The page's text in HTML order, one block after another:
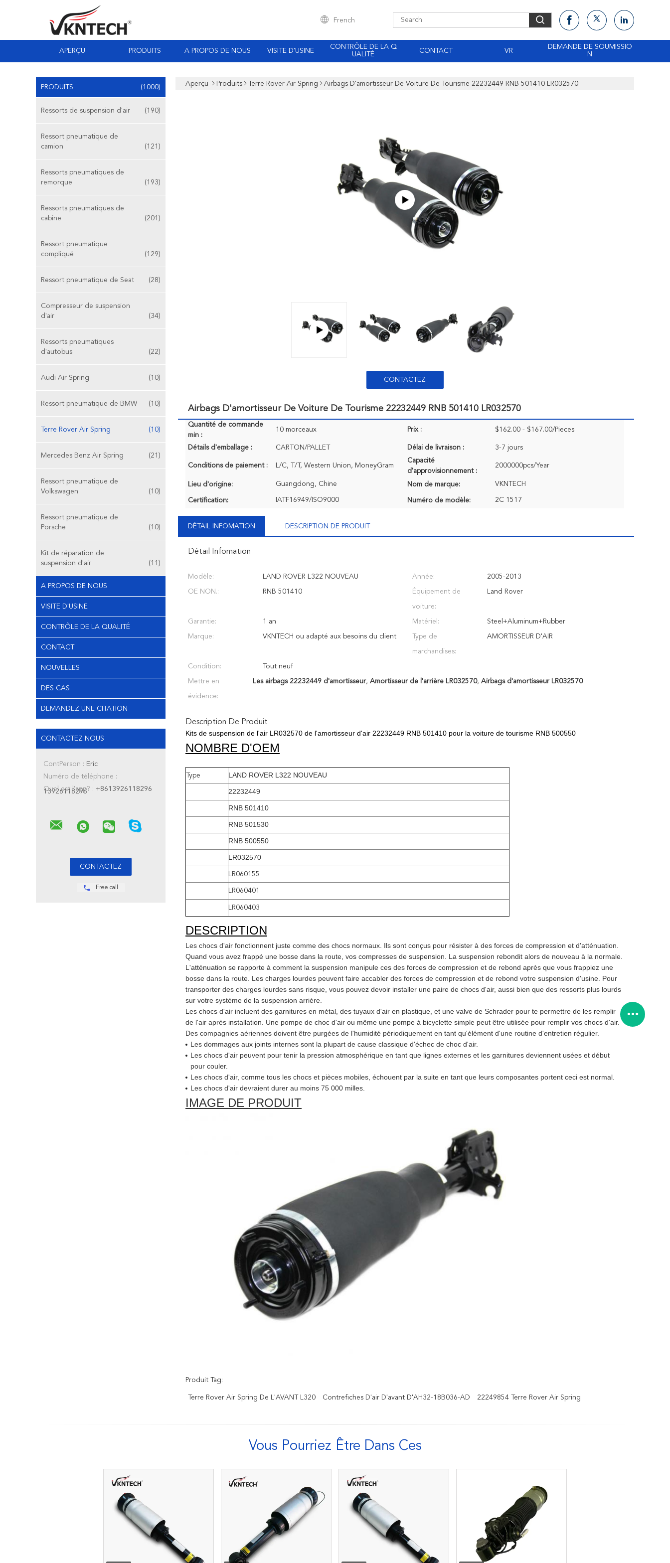
French
APERÇU PRODUITS A PROPOS DE NOUS VISITE D'USINE
CONTRÔLE DE LA Q
UALITÉ
CONTACT VR
DEMANDE DE SOUMISSIO
N
PRODUITS (1000)
Ressorts de suspension d'air (190)
Ressort pneumatique de
camion
(121)
Ressorts pneumatiques de
remorque
(193)
Ressorts pneumatiques de
cabine
(201)
Ressort pneumatique
compliqué
(129)
Ressort pneumatique de Seat (28)
Compresseur de suspension
d'air
(34)
Ressorts pneumatiques
d'autobus
(22)
Audi Air Spring (10)
Ressort pneumatique de BMW (10)
Terre Rover Air Spring (10)
Mercedes Benz Air Spring (21)
Ressort pneumatique de
Volkswagen
(10)
Ressort pneumatique de
Porsche
(10)
Kit de réparation de
suspension d'air
(11)
A PROPOS DE NOUS
VISITE D'USINE
CONTRÔLE DE LA QUALITÉ
CONTACT
NOUVELLES
DES CAS
DEMANDEZ UNE CITATION
CONTACTEZ NOUS
ContPerson : Eric
Numéro de téléphone :
13926118296
Quel est l'app? : +8613926118296
Free call
Aperçu Produits Terre Rover Air Spring Airbags D'amortisseur De Voiture De Tourisme 22232449 RNB 501410 LR032570
CONTACTEZ
Airbags D'amortisseur De Voiture De Tourisme 22232449 RNB 501410 LR032570
Quantité de commande
min :
10 morceaux Prix : $162.00 - $167.00/Pieces
Détails d'emballage : CARTON/PALLET Délai de livraison : 3-7 jours
Conditions de paiement : L/C, T/T, Western Union, MoneyGram
Capacité
d'approvisionnement :
2000000pcs/Year
Lieu d'origine: Guangdong, Chine Nom de marque: VKNTECH
Certification: IATF16949/ISO9000 Numéro de modèle: 2C 1517
DÉTAIL INFOMATION DESCRIPTION DE PRODUIT
Détail Infomation
Modèle: LAND ROVER L322 NOUVEAU Année: 2005-2013
OE NON.: RNB 501410 Équipement de
voiture:
Land Rover
Garantie: 1 an Matériel: Steel+Aluminum+Rubber
Marque: VKNTECH ou adapté aux besoins du client Type de
marchandises:
AMORTISSEUR D'AIR
Condition: Tout neuf
Mettre en
évidence:
Les airbags 22232449 d'amortisseur, Amortisseur de l'arrière LR032570, Airbags d'amortisseur LR032570
Description De Produit
Kits de suspension de l'air LR032570 de l'amortisseur d'air 22232449 RNB 501410 pour la voiture de tourisme RNB 500550
NOMBRE D'OEM
Type LAND ROVER L322 NOUVEAU
22232449
RNB 501410
RNB 501530
RNB 500550
LR032570
LR060155
LR060401
LR060403
DESCRIPTION
Les chocs d'air fonctionnent juste comme des chocs normaux. Ils sont conçus pour résister à des forces de compression et d'atténuation.
Quand vous avez frappé une bosse dans la route, vos compresses de suspension. La suspension rebondit alors de nouveau à la normale.
L'atténuation se rapporte à comment la suspension manipule ces des forces de compression et de rebond après que vous frappiez une
bosse dans la route. Les charges lourdes peuvent faire accabler des forces de compression et de rebond votre suspension d'usine. Pour
transporter des charges lourdes sans risque, vous pouvez devoir installer une paire de chocs d'air, aussi bien que des ressorts plus lourds
sur votre système de la suspension arrière.
Les chocs d'air incluent des garnitures en métal, des tuyaux d'air en plastique, et une valve de Schrader pour te permettre de les remplir
de l'air après installation. Une pompe de choc d'air ou même une pompe à bicyclette simple peut être utilisée pour remplir vos chocs d'air.
Des compagnies aériennes doivent être purgées de l'humidité périodiquement en tant qu'élément d'une routine d'entretien régulier.
Les dommages aux joints internes sont la plupart de cause classique d'échec de choc d'air.
Les chocs d'air peuvent pour tenir la pression atmosphérique en tant que lignes externes et les garnitures deviennent usées et début
pour couler.
Les chocs d'air, comme tous les chocs et pièces mobiles, échouent par la suite en tant que leurs composantes portent ceci est normal.
Les chocs d'air devraient durer au moins 75 000 milles.
IMAGE DE PRODUIT
Produit Tag:
Terre Rover Air Spring De L'AVANT L320 Contrefiches D'air D'avant D'AH32-18B036-AD 22249854 Terre Rover Air Spring
Vous Pourriez Être Dans Ces